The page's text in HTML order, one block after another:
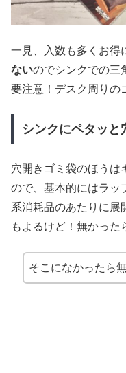
一見、入数も多くお得
ないのでシンクでの三
要注意！デスク周りの
シンクにペタッと
穴開きゴミ袋のほうは
ので、基本的にはラッ
系消耗品のあたりに展
もよるけど！無かった
そこになかったら